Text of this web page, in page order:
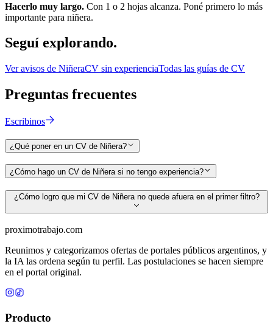
Hacerlo muy largo. Con 1 o 2 hojas alcanza. Poné primero lo más
importante para niñera.
Seguí explorando.
Ver avisos de NiñeraCV sin experienciaTodas las guías de CV
Preguntas frecuentes
Escribinos
¿Qué poner en un CV de Niñera?
¿Cómo hago un CV de Niñera si no tengo experiencia?
¿Cómo logro que mi CV de Niñera no quede afuera en el primer filtro?
proximotrabajo.com
Reunimos y categorizamos ofertas de portales públicos argentinos, y
la IA las ordena según tu perfil. Las postulaciones se hacen siempre
en el portal original.
Producto